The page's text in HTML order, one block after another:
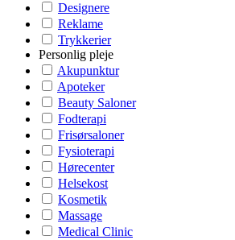
Designere
Reklame
Trykkerier
Personlig pleje
Akupunktur
Apoteker
Beauty Saloner
Fodterapi
Frisørsaloner
Fysioterapi
Hørecenter
Helsekost
Kosmetik
Massage
Medical Clinic